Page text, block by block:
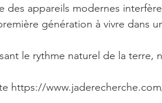
des appareils modernes
génération à vivre dans
le rythme naturel de la terre,
https://